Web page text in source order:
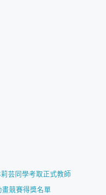
芸同學考取正式教師
畫競賽得獎名單